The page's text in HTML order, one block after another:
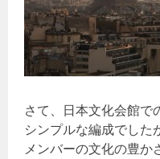
さて、日本文化会館で
シンプルな編成でした
メンバーの文化の豊か